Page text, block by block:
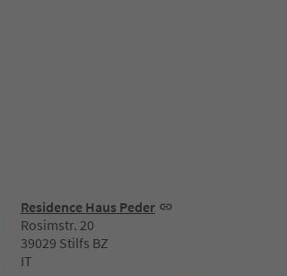
Residence Haus Peder
Rosimstr. 20
39029 Stilfs BZ
IT